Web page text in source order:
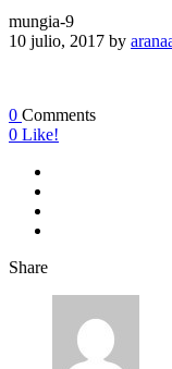
mungia-9
10 julio, 2017 by
0 Comments
0 Like!
Share